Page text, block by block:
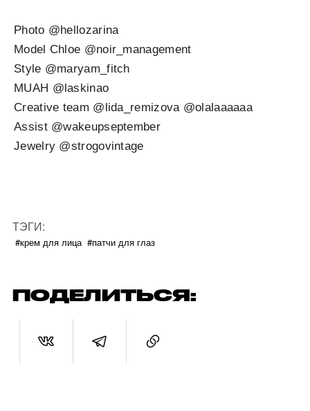
Photo @hellozarina
Model Chloe @noir_management
Style @maryam_fitch
MUAH @laskinao
Creative team @lida_remizova @olalaaaaaa
Assist @wakeupseptember
Jewelry @strogovintage
ТЭГИ:
#крем для лица #патчи для глаз
ПОДЕЛИТЬСЯ: